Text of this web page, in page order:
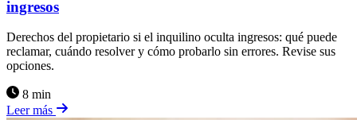
ingresos
Derechos del propietario si el inquilino oculta ingresos: qué puede
reclamar, cuándo resolver y cómo probarlo sin errores. Revise sus
opciones.
8 min
Leer más